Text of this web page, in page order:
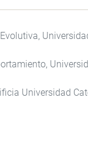
Universidad